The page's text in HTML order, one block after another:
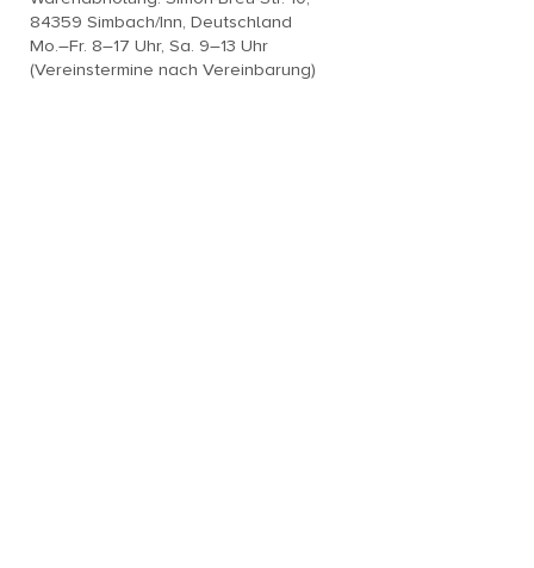
84359 Simbach/Inn, Deutschland
Mo.–Fr. 8–17 Uhr, Sa. 9–13 Uhr
(Vereinstermine nach Vereinbarung)